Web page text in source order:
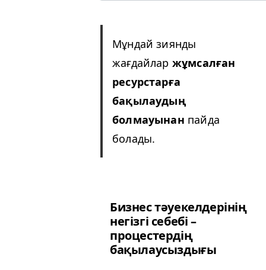
Мұндай зиянды
жағдайлар жұмсалған
ресурстарға
бақылаудың
болмауынан пайда
болады.
Бизнес тәуекелдерінің
негізгі себебі –
процестердің
бақылаусыздығы